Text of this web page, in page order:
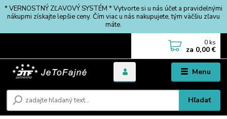
* VERNOSTNÝ ZĽAVOVÝ SYSTÉM * Vytvorte si u nás účet a pravidelnými
nákupmi získajte lepšie ceny. Čím viac u nás nakupujete, tým väčšiu zľavu
máte.
Menu
Hľadať
0 ks
za 0,00 €